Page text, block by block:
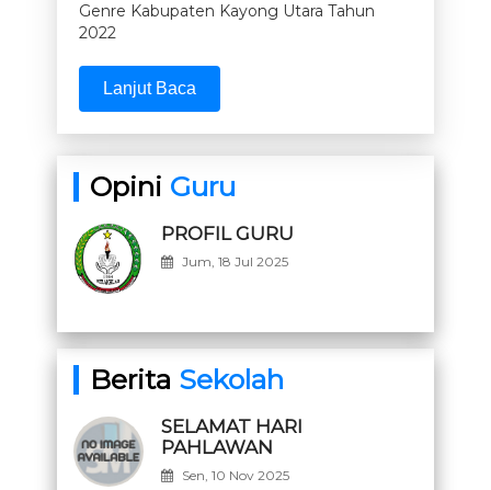
Genre Kabupaten Kayong Utara Tahun
2022
Lanjut Baca
Opini Guru
PROFIL GURU
Jum, 18 Jul 2025
Berita Sekolah
SELAMAT HARI
PAHLAWAN
Sen, 10 Nov 2025